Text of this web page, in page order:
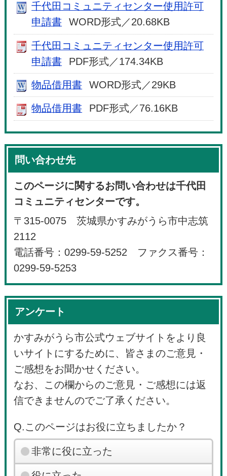
千代田コミュニティセンター使用許可
申請書
WORD形式／20.68KB
千代田コミュニティセンター使用許可
申請書
PDF形式／174.34KB
物品借用書 WORD形式／29KB
物品借用書 PDF形式／76.16KB
問い合わせ先
このページに関するお問い合わせは千代田
コミュニティセンターです。
〒315-0075 茨城県かすみがうら市中志筑
2112
電話番号：0299-59-5252 ファクス番号：
0299-59-5253
アンケート
かすみがうら市公式ウェブサイトをより良
いサイトにするために、皆さまのご意見・
ご感想をお聞かせください。
なお、この欄からのご意見・ご感想には返
信できませんのでご了承ください。
Q.このページはお役に立ちましたか？
非常に役に立った